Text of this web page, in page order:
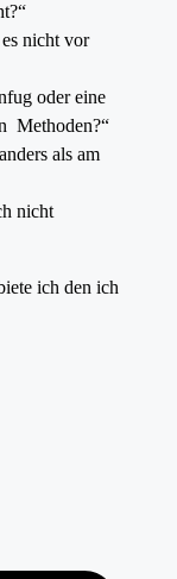
nicht vor
oder eine
Methoden?“
als am
nicht
ich den ich